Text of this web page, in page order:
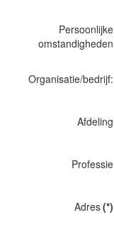
Persoonlijke
omstandigheden
Organisatie/bedrijf:
Afdeling
Professie
Adres(*)